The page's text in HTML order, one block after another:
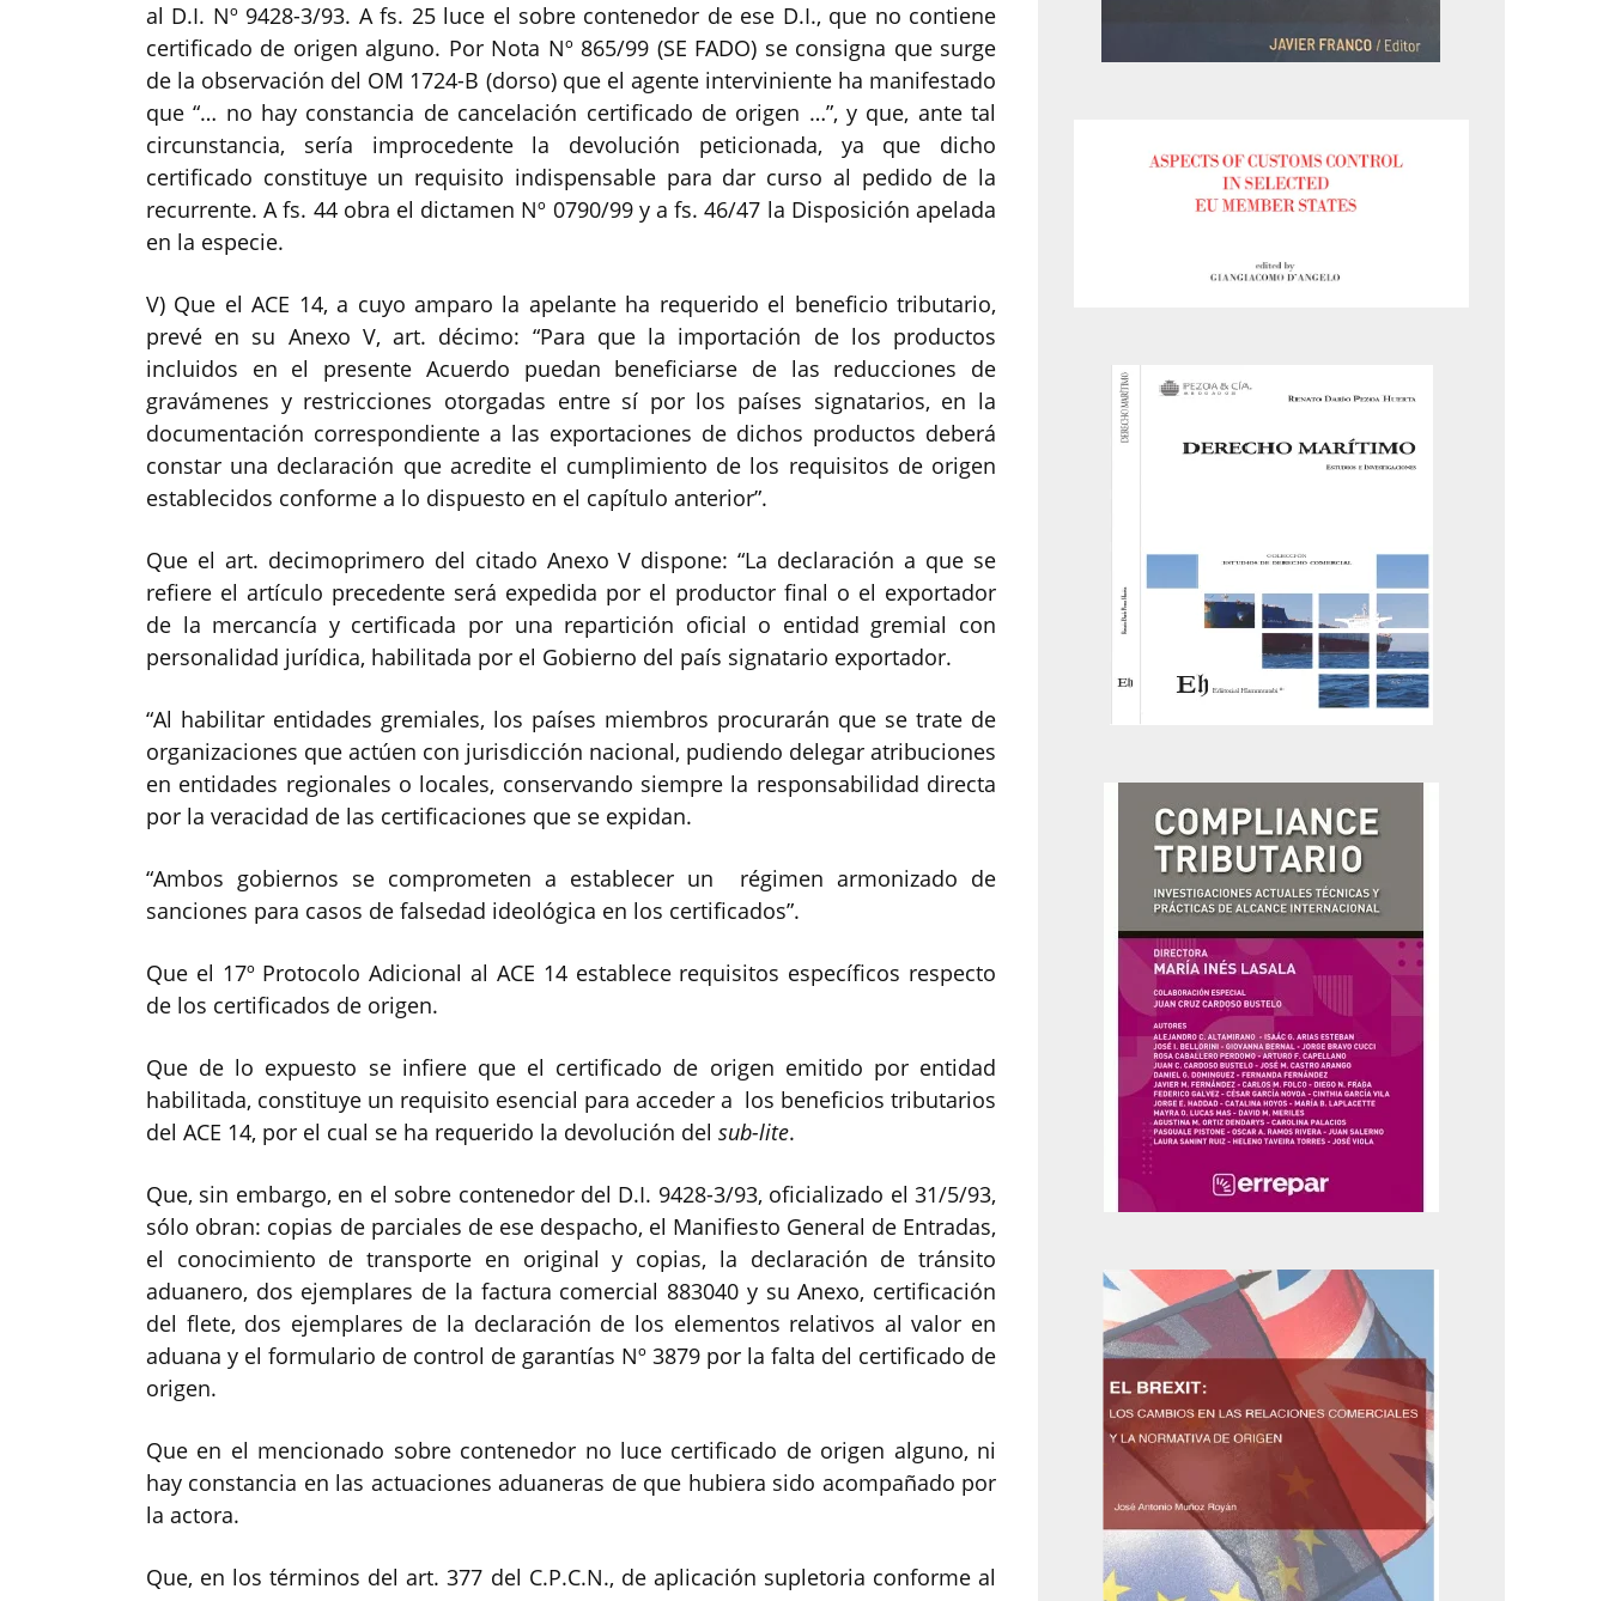
al D.I. Nº 9428-3/93. A fs. 25 luce el sobre contenedor de ese D.I., que no contiene
certificado de origen alguno. Por Nota Nº 865/99 (SE FADO) se consigna que surge
de la observación del OM 1724-B (dorso) que el agente interviniente ha manifestado
que “… no hay constancia de cancelación certificado de origen …”, y que, ante tal
circunstancia, sería improcedente la devolución peticionada, ya que dicho
certificado constituye un requisito indispensable para dar curso al pedido de la
recurrente. A fs. 44 obra el dictamen Nº 0790/99 y a fs. 46/47 la Disposición apelada
en la especie.
V) Que el ACE 14, a cuyo amparo la apelante ha requerido el beneficio tributario,
prevé en su Anexo V, art. décimo: “Para que la importación de los productos
incluidos en el presente Acuerdo puedan beneficiarse de las reducciones de
gravámenes y restricciones otorgadas entre sí por los países signatarios, en la
documentación correspondiente a las exportaciones de dichos productos deberá
constar una declaración que acredite el cumplimiento de los requisitos de origen
establecidos conforme a lo dispuesto en el capítulo anterior”.
Que el art. decimoprimero del citado Anexo V dispone: “La declaración a que se
refiere el artículo precedente será expedida por el productor final o el exportador
de la mercancía y certificada por una repartición oficial o entidad gremial con
personalidad jurídica, habilitada por el Gobierno del país signatario exportador.
“Al habilitar entidades gremiales, los países miembros procurarán que se trate de
organizaciones que actúen con jurisdicción nacional, pudiendo delegar atribuciones
en entidades regionales o locales, conservando siempre la responsabilidad directa
por la veracidad de las certificaciones que se expidan.
“Ambos gobiernos se comprometen a establecer un régimen armonizado de
sanciones para casos de falsedad ideológica en los certificados”.
Que el 17º Protocolo Adicional al ACE 14 establece requisitos específicos respecto
de los certificados de origen.
Que de lo expuesto se infiere que el certificado de origen emitido por entidad
habilitada, constituye un requisito esencial para acceder a los beneficios tributarios
del ACE 14, por el cual se ha requerido la devolución del sub-lite.
Que, sin embargo, en el sobre contenedor del D.I. 9428-3/93, oficializado el 31/5/93,
sólo obran: copias de parciales de ese despacho, el Manifiesto General de Entradas,
el conocimiento de transporte en original y copias, la declaración de tránsito
aduanero, dos ejemplares de la factura comercial 883040 y su Anexo, certificación
del flete, dos ejemplares de la declaración de los elementos relativos al valor en
aduana y el formulario de control de garantías Nº 3879 por la falta del certificado de
origen.
Que en el mencionado sobre contenedor no luce certificado de origen alguno, ni
hay constancia en las actuaciones aduaneras de que hubiera sido acompañado por
la actora.
Que, en los términos del art. 377 del C.P.C.N., de aplicación supletoria conforme al